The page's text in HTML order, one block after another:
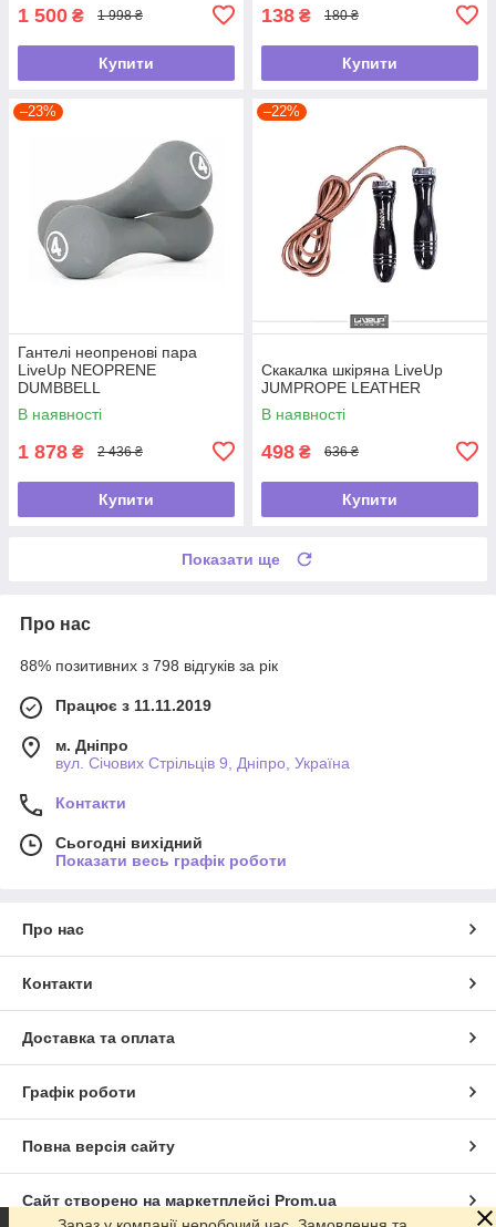
1 500 ₴ 1 998 ₴
Купити
138 ₴ 180 ₴
Купити
–23%
Гантелі неопренові пара
LiveUp NEOPRENE
DUMBBELL
В наявності
1 878 ₴ 2 436 ₴
Купити
–22%
Скакалка шкіряна LiveUp
JUMPROPE LEATHER
В наявності
498 ₴ 636 ₴
Купити
Показати ще
Про нас
88% позитивних з 798 відгуків за рік
Працює з 11.11.2019
м. Дніпро
вул. Січових Стрільців 9, Дніпро, Україна
Контакти
Сьогодні вихідний
Показати весь графік роботи
Про нас
Контакти
Доставка та оплата
Графік роботи
Повна версія сайту
Сайт створено на маркетплейсі Prom.ua